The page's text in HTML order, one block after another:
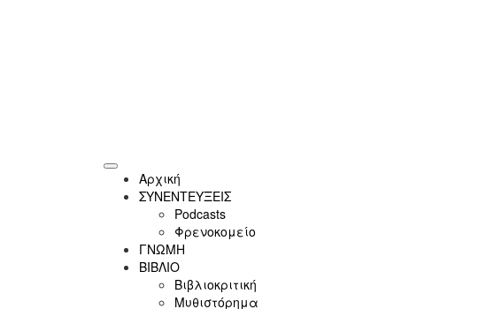
Αρχική
ΣΥΝΕΝΤΕΥΞΕΙΣ
Podcasts
Φρενοκομείο
ΓΝΩΜΗ
ΒΙΒΛΙΟ
Βιβλιοκριτική
Μυθιστόρημα